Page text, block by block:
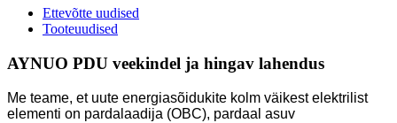
Ettevõtte uudised
Tooteuudised
AYNUO PDU veekindel ja hingav lahendus
Me teame, et uute energiasõidukite kolm väikest elektrilist
elementi on pardalaadija (OBC), pardaal asuv